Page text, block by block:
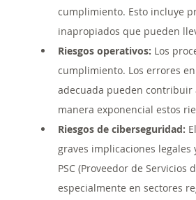
cumplimiento. Esto incluye
inapropiados que pueden
Riesgos operativos: Los
cumplimiento. Los errores
adecuada pueden contribuir
manera exponencial estos
Riesgos de ciberseguridad:
graves implicaciones
PSC (Proveedor de
especialmente en sectores